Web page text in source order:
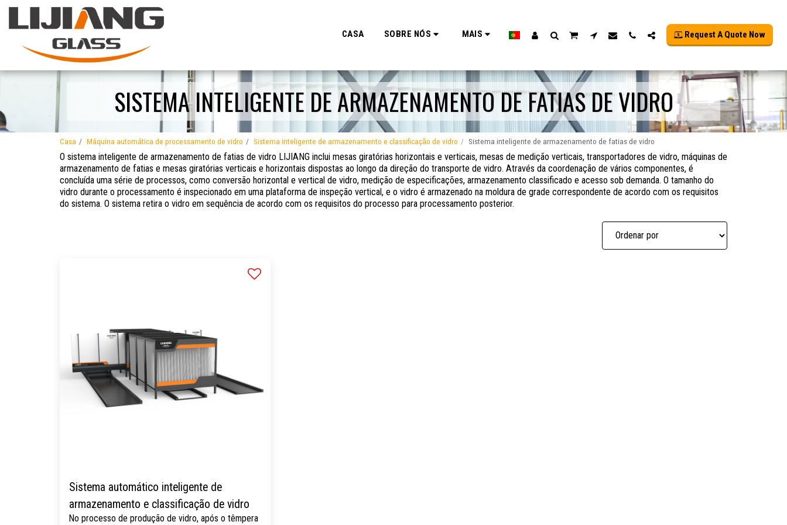
CASA SOBRE NÓS MAIS Request A Quote Now
SISTEMA INTELIGENTE DE ARMAZENAMENTO DE FATIAS DE VIDRO
Casa Máquina automática de processamento de vidro Sistema inteligente de armazenamento e classificação de vidro Sistema inteligente de armazenamento de fatias de vidro
O sistema inteligente de armazenamento de fatias de vidro LIJIANG inclui mesas giratórias horizontais e verticais, mesas de medição verticais, transportadores de vidro, máquinas de
armazenamento de fatias e mesas giratórias verticais e horizontais dispostas ao longo da direção do transporte de vidro. Através da coordenação de vários componentes, é
concluída uma série de processos, como conversão horizontal e vertical de vidro, medição de especificações, armazenamento classificado e acesso sob demanda. O tamanho do
vidro durante o processamento é inspecionado em uma plataforma de inspeção vertical, e o vidro é armazenado na moldura de grade correspondente de acordo com os requisitos
do sistema. O sistema retira o vidro em sequência de acordo com os requisitos do processo para processamento posterior.
Sistema automático inteligente de
armazenamento e classificação de vidro
No processo de produção de vidro, após o têmpera